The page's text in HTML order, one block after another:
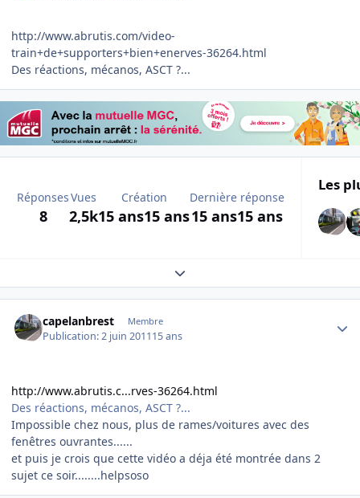
http://www.abrutis.com/video-
train+de+supporters+bien+enerves-36264.html
Des réactions, mécanos, ASCT ?...
Réponses
8
Vues
2,5k
Création
15 ans15 ans
Dernière réponse
15 ans15 ans
Les
Expand topic overview
capelanbrest Membre
Publication:2 juin 201115 ans
http://www.abrutis.c...rves-36264.html
Des réactions, mécanos, ASCT ?...
Impossible chez nous, plus de rames/voitures avec des
fenêtres ouvrantes......
et puis je crois que cette vidéo a déja été montrée dans 2
sujet ce soir........helpsoso